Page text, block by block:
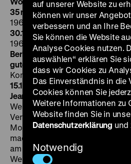
35 mm UFA-Wochenschau 389/
1964, 10’· 35 mm
30.1.1964
BRD 1964, 16’ · 35 mm
1964, K: Hans Jaehner, 7’· 35 mm
Berlin
DDR 1964, R: Rolf
guter Wille ist ...DDR 1964, R:
Kommentar: Karl-Eduard von
15.12. um 20 Uhr + SO 18.12. um
Jeanpaul GoergenZum
West-Berliner zum ersten Mal
Verwandten im Ostteil der Stadt
Monate nach dem Bau der
machte dies das erste
am 17. Dezember 1963 zwischen
West-Berliner Senat
auf unserer Website zu
können wir unser
verbessern und an Ihre
Sie können die Website
Analyse Cookies nutzen.
auswählen“ erklären Sie
dass wir Cookies zu
Das Einverständnis in die
Cookies können Sie
Weitere Informationen zu
Website finden Sie in
Datenschutzerklärung und
Notwendig